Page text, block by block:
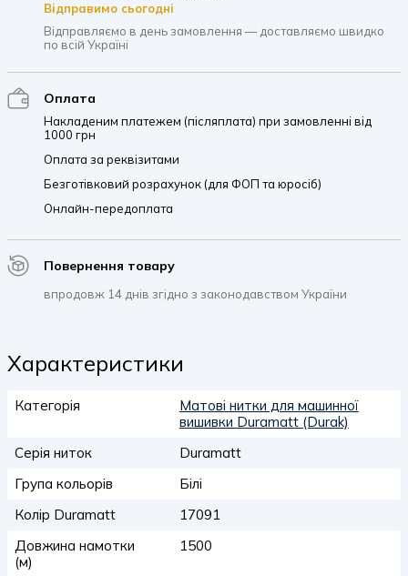
Відправимо сьогодні
Відправляємо в день замовлення — доставляємо швидко
по всій Україні
Оплата
Накладеним платежем (післяплата) при замовленні від
1000 грн
Оплата за реквізитами
Безготівковий розрахунок (для ФОП та юросіб)
Онлайн-передоплата
Повернення товару
впродовж 14 днів згідно з законодавством України
Характеристики
Категорія
Матові нитки для машинної
вишивки Duramatt (Durak)
Серія ниток
Duramatt
Група кольорів
Білі
Колір Duramatt
17091
Довжина намотки
(м)
1500